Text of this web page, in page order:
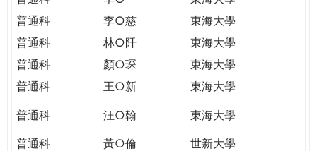
普通科
李○慈
東海大學
普通科
林○阡
東海大學
普通科
顏○琛
東海大學
普通科
王○新 東海大學
普通科 汪○翰
東海大學
普通科
黃○倫
世新大學